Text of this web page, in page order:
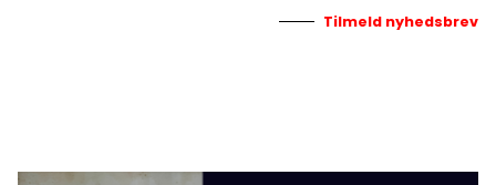
Tilmeld nyhedsbrev